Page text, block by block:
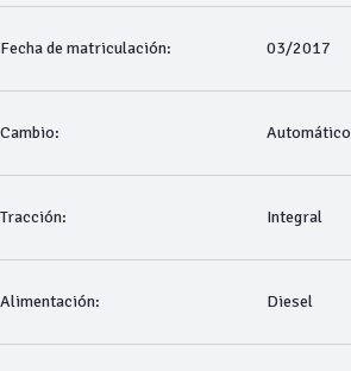
Fecha de matriculación: 03/2017
Cambio: Automático
Tracción: Integral
Alimentación: Diesel